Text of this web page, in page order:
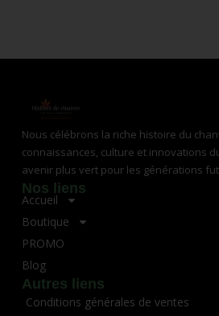
Nous célébrons la riche histoire du
connaissances, culture et innovations
avenir plus vert pour les générations
Nos liens
Accueil
Boutique
PROMO
Blog
Autres liens
Conditions générales de ventes